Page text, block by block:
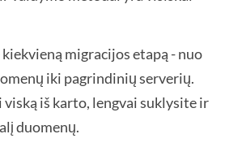
migracijos etapą - nuo
iki pagrindinių serverių.
viską iš karto, lengvai suklysite ir
duomenų.